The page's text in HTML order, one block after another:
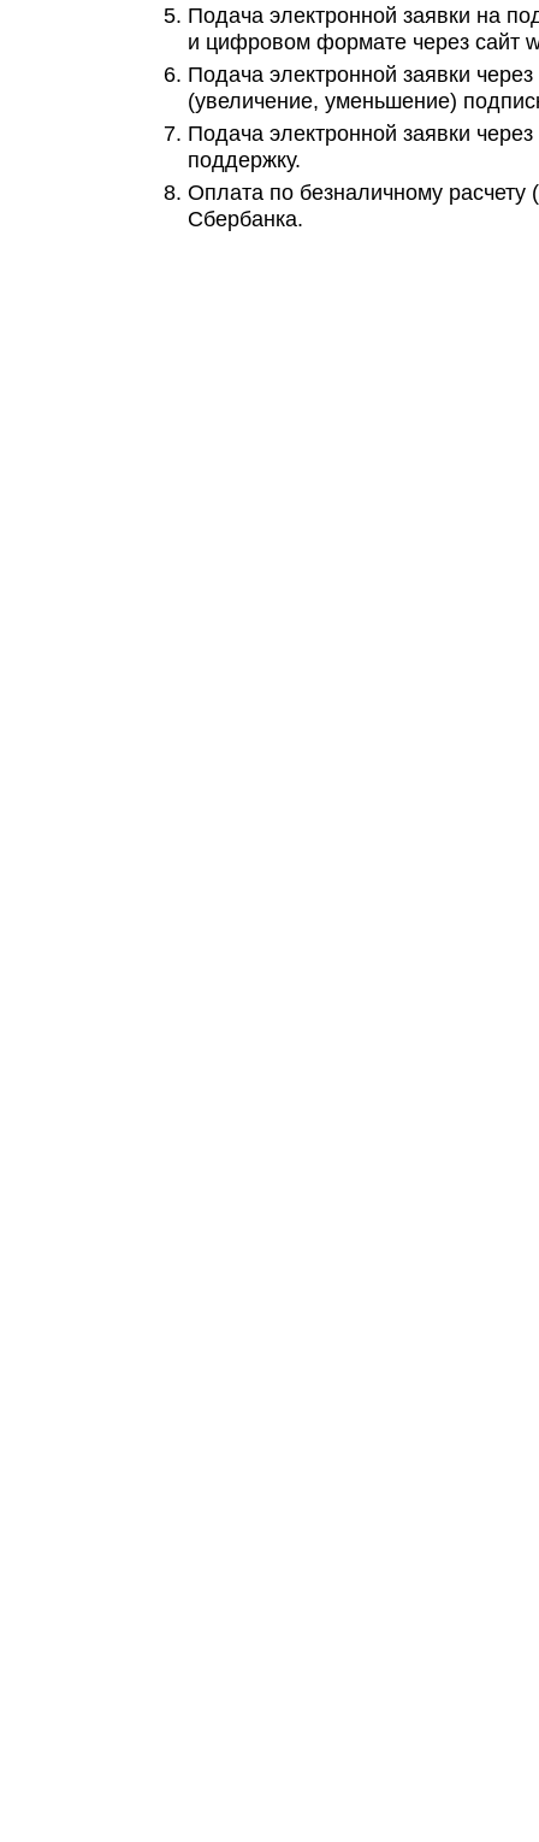
Подача электронной заявки на
и цифровом формате через сайт
Подача электронной заявки
(увеличение, уменьшение)
Подача электронной заявки
поддержку.
Оплата по безналичному расчету
Сбербанка.